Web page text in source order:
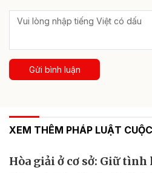
Gửi bình luận
XEM THÊM PHÁP LUẬT
Hòa giải ở cơ sở: Giữ